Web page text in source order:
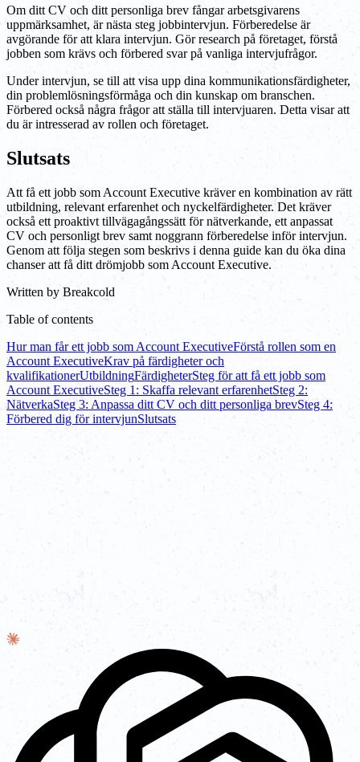
Om ditt CV och ditt personliga brev fångar arbetsgivarens
uppmärksamhet, är nästa steg jobbintervjun. Förberedelse är
avgörande för att klara intervjun. Gör research på företaget, förstå
jobben som krävs och förbered svar på vanliga intervjufrågor.
Under intervjun, se till att visa upp dina kommunikationsfärdigheter,
din problemlösningsförmåga och din kunskap om branschen.
Förbered också några frågor att ställa till intervjuaren. Detta visar att
du är intresserad av rollen och företaget.
Slutsats
Att få ett jobb som Account Executive kräver en kombination av rätt
utbildning, relevant erfarenhet och nyckelfärdigheter. Det kräver
också ett proaktivt tillvägagångssätt för nätverkande, ett anpassat
CV och personligt brev samt noggrann förberedelse inför intervjun.
Genom att följa stegen som beskrivs i denna guide kan du öka dina
chanser att få ditt drömjobb som Account Executive.
Written by Breakcold
Table of contents
Hur man får ett jobb som Account ExecutiveFörstå rollen som en
Account ExecutiveKrav på färdigheter och
kvalifikationerUtbildningFärdigheterSteg för att få ett jobb som
Account ExecutiveSteg 1: Skaffa relevant erfarenhetSteg 2:
NätverkaSteg 3: Anpassa ditt CV och ditt personliga brevSteg 4:
Förbered dig för intervjunSlutsats